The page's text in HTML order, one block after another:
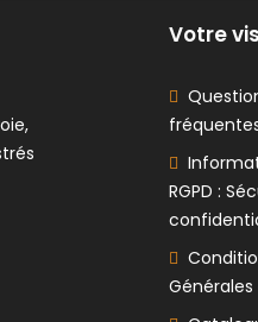
Votre
RGPD :